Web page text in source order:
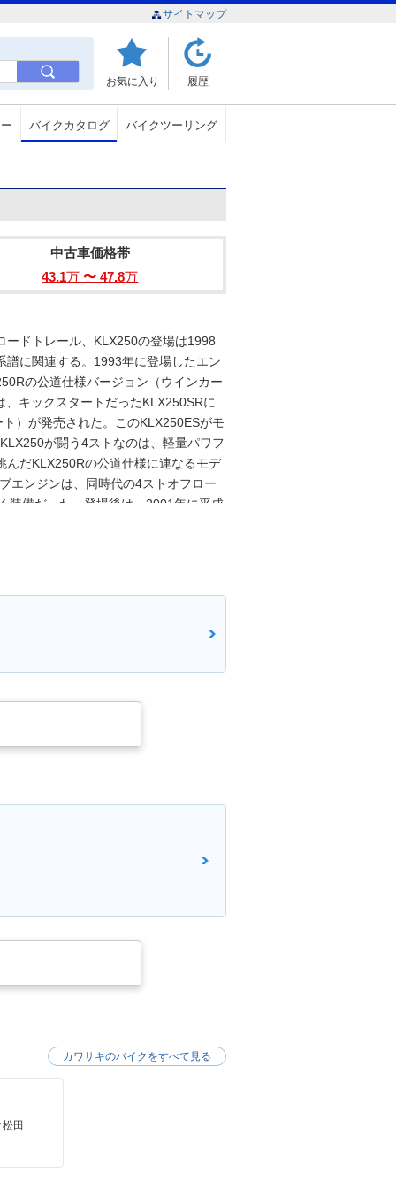
サイトマップ
お気に入り 履歴
バイクカタログ バイクツーリング
中古車価格帯
43.1万 〜 47.8万
ードトレール、KLX250の登場は1998
に関連する。1993年に登場したエン
の公道仕様バージョン（ウインカー
キックスタートだったKLX250SRに
）が発売された。このKLX250ESがモ
が闘う4ストなのは、軽量パワフ
んだKLX250Rの公道仕様に連なるモデ
エンジンは、同時代の4ストオフロー
装備だった。登場後は、2001年に平成
メージも一新された。その後は仕様
田
カワサキのバイクをすべて見る